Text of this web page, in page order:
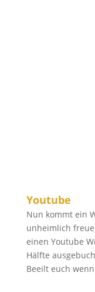
Youtube
Nun kommt ein
unheimlich
einen Youtube
Hälfte
Beeilt euch